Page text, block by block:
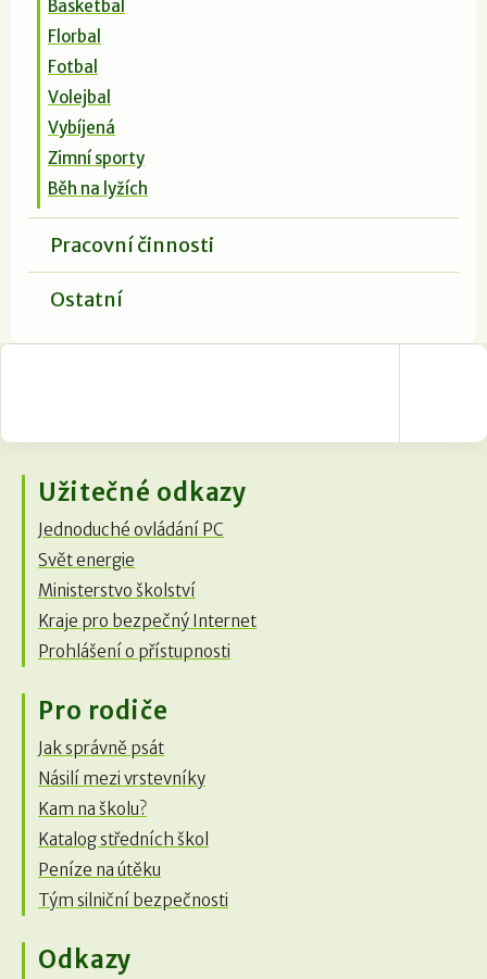
Basketbal
Florbal
Fotbal
Volejbal
Vybíjená
Zimní sporty
Běh na lyžích
Pracovní činnosti
Ostatní
Užitečné odkazy
Jednoduché ovládání PC
Svět energie
Ministerstvo školství
Kraje pro bezpečný Internet
Prohlášení o přístupnosti
Pro rodiče
Jak správně psát
Násilí mezi vrstevníky
Kam na školu?
Katalog středních škol
Peníze na útěku
Tým silniční bezpečnosti
Odkazy